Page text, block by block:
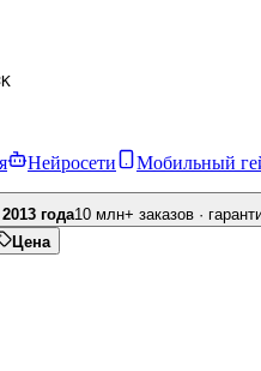
Нейросети Мобильный
года10 млн+ заказов ·
Цена